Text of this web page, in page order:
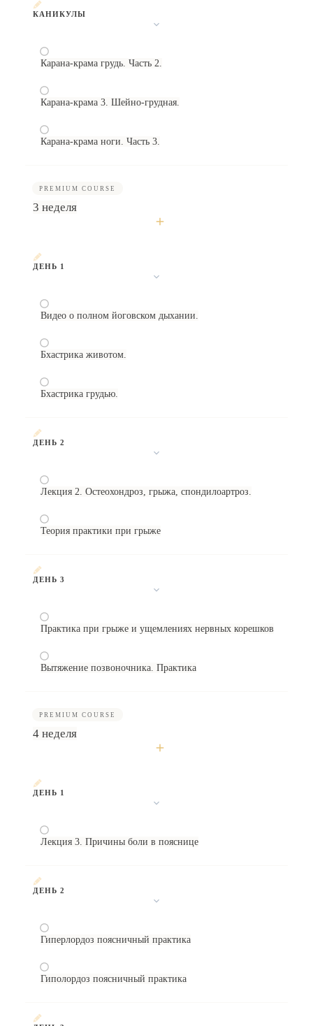
КАНИКУЛЫ
Карана-крама грудь. Часть 2.
Карана-крама 3. Шейно-грудная.
Карана-крама ноги. Часть 3.
PREMIUM COURSE
3 неделя
ДЕНЬ 1
Видео о полном йоговском дыхании.
Бхастрика животом.
Бхастрика грудью.
ДЕНЬ 2
Лекция 2. Остеохондроз, грыжа, спондилоартроз.
Теория практики при грыже
ДЕНЬ 3
Практика при грыже и ущемлениях нервных корешков
Вытяжение позвоночника. Практика
PREMIUM COURSE
4 неделя
ДЕНЬ 1
Лекция 3. Причины боли в пояснице
ДЕНЬ 2
Гиперлордоз поясничный практика
Гиполордоз поясничный практика